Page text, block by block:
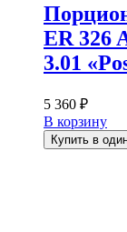
ER 326
3.01
5 360 ₽
В корзину
Купить в